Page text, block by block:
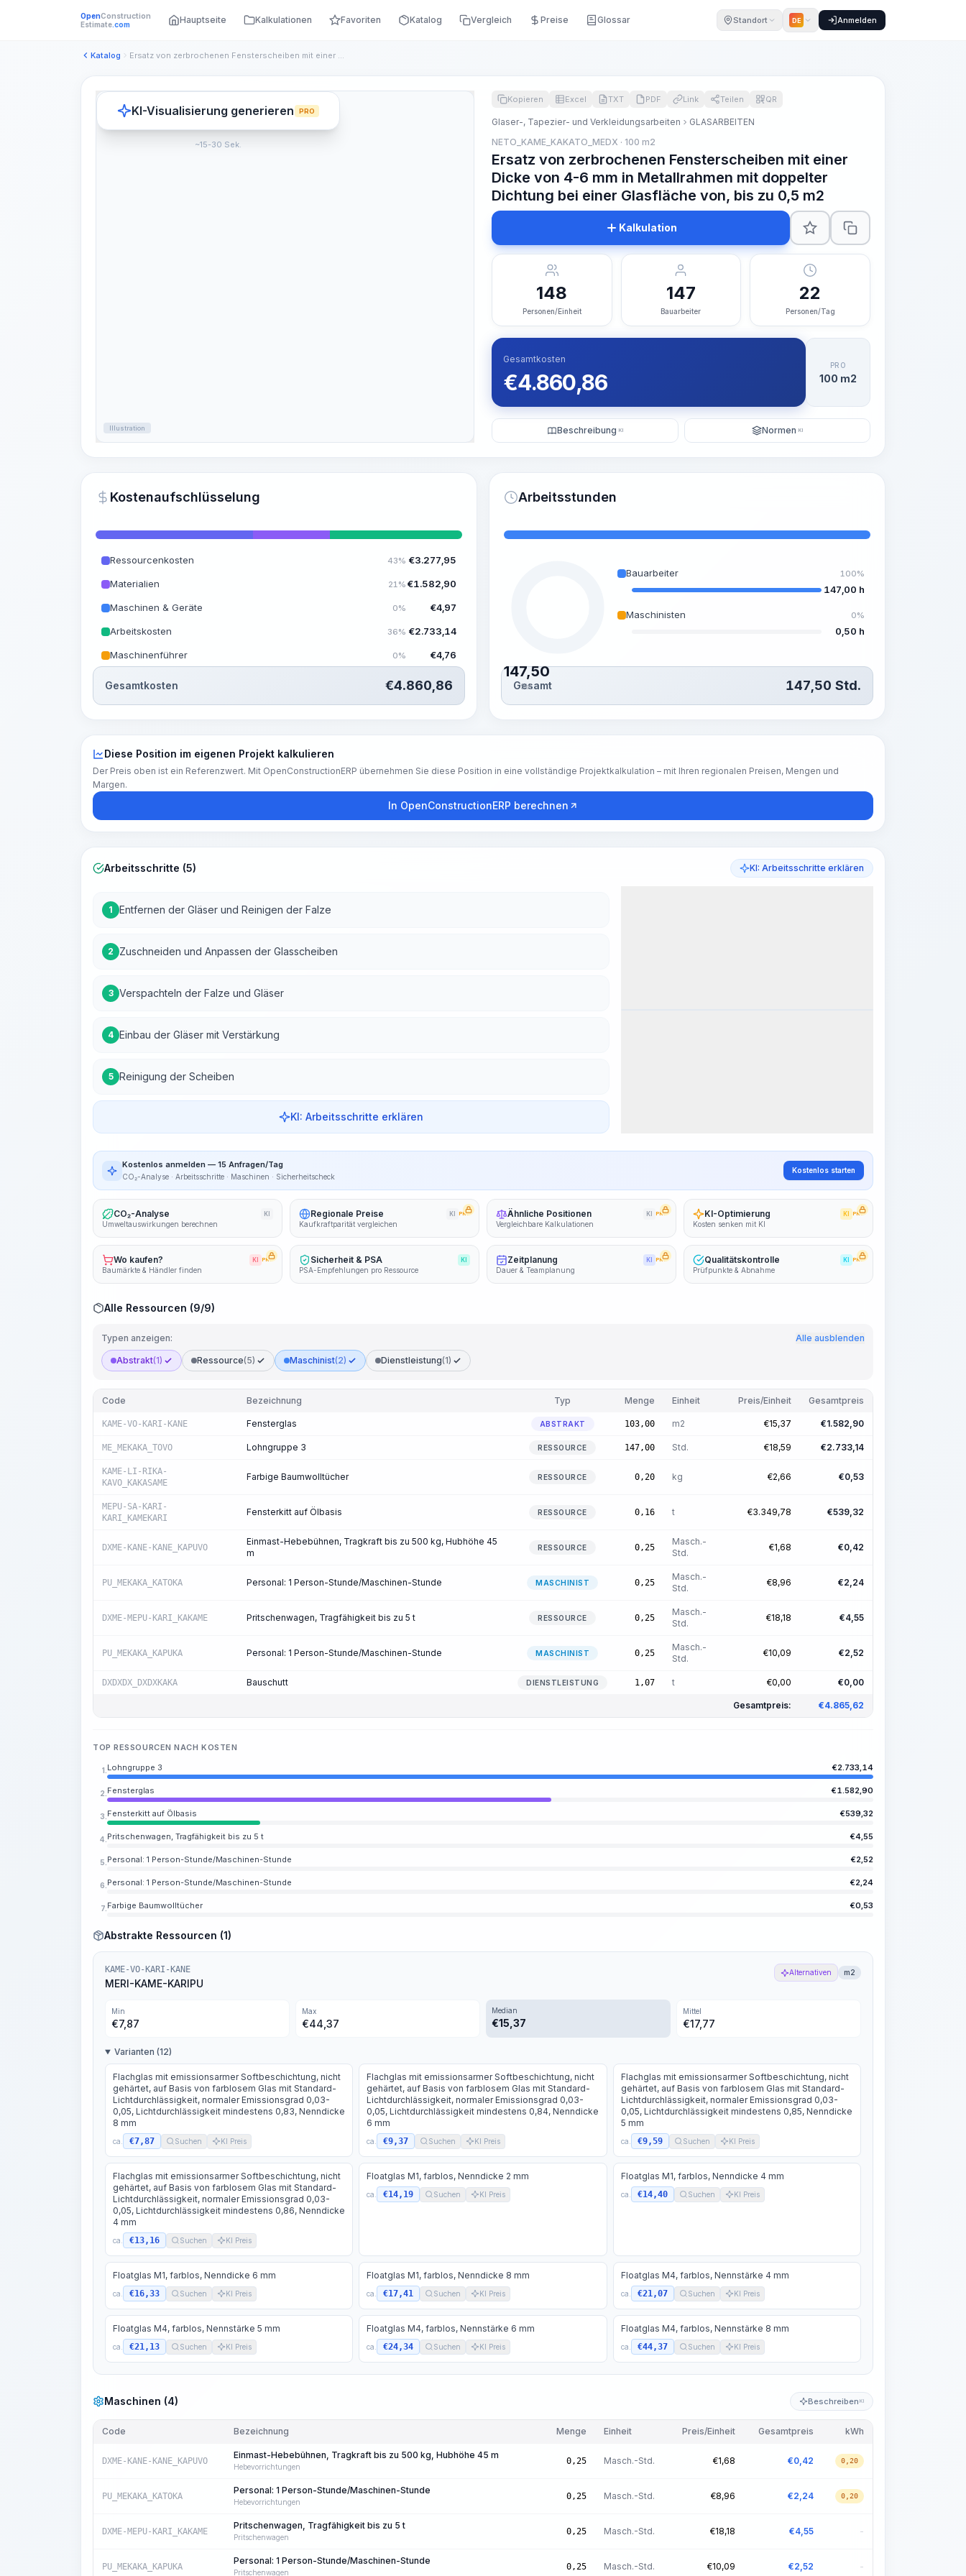
OpenConstruction
Estimate.com Hauptseite Kalkulationen Favoriten Katalog Vergleich Preise Glossar Standort DE Anmelden
Katalog Ersatz von zerbrochenen Fensterscheiben mit einer Dicke von ...
Illustration
KI-Visualisierung generieren PRO
~15-30 Sek.
Kopieren Excel TXT PDF Link Teilen QR
Glaser-, Tapezier- und Verkleidungsarbeiten
GLASARBEITEN
NETO_KAME_KAKATO_MEDX · 100 m2
Ersatz von zerbrochenen Fensterscheiben mit einer
Dicke von 4-6 mm in Metallrahmen mit doppelter
Dichtung bei einer Glasfläche von, bis zu 0,5 m2
Kalkulation
148
Personen/Einheit
147
Bauarbeiter
22
Personen/Tag
Gesamtkosten
€4.860,86
PRO
100 m2
Beschreibung KI Normen KI
Kostenaufschlüsselung
Ressourcenkosten 43% €3.277,95
Materialien 21% €1.582,90
Maschinen & Geräte 0% €4,97
Arbeitskosten 36% €2.733,14
Maschinenführer 0% €4,76
Gesamtkosten €4.860,86
Arbeitsstunden
147,50
Std.
Bauarbeiter 100%
147,00 h
Maschinisten 0%
0,50 h
Gesamt 147,50 Std.
Diese Position im eigenen Projekt kalkulieren
Der Preis oben ist ein Referenzwert. Mit OpenConstructionERP übernehmen Sie diese Position in eine vollständige Projektkalkulation – mit Ihren regionalen Preisen, Mengen und
Margen.
In OpenConstructionERP berechnen
Arbeitsschritte (5) KI: Arbeitsschritte erklären
1 Entfernen der Gläser und Reinigen der Falze
2 Zuschneiden und Anpassen der Glasscheiben
3 Verspachteln der Falze und Gläser
4 Einbau der Gläser mit Verstärkung
5 Reinigung der Scheiben
KI: Arbeitsschritte erklären
Kostenlos anmelden — 15 Anfragen/Tag
CO₂-Analyse · Arbeitsschritte · Maschinen · Sicherheitscheck
Kostenlos starten
CO₂-Analyse KI
Umweltauswirkungen berechnen
Regionale Preise KI PRO
Kaufkraftparität vergleichen
Ähnliche Positionen KI PRO
Vergleichbare Kalkulationen
KI-Optimierung KI PRO
Kosten senken mit KI
Wo kaufen? KI PRO
Baumärkte & Händler finden
Sicherheit & PSA KI
PSA-Empfehlungen pro Ressource
Zeitplanung KI PRO
Dauer & Teamplanung
Qualitätskontrolle KI PRO
Prüfpunkte & Abnahme
Alle Ressourcen (9/9)
Typen anzeigen: Alle ausblenden
Abstrakt(1) Ressource(5) Maschinist(2) Dienstleistung(1)
Code Bezeichnung Typ Menge Einheit Preis/Einheit Gesamtpreis
KAME-VO-KARI-KANE Fensterglas ABSTRAKT 103,00 m2 €15,37 €1.582,90
ME_MEKAKA_TOVO Lohngruppe 3 RESSOURCE 147,00 Std. €18,59 €2.733,14
KAME-LI-RIKA-
KAVO_KAKASAME
Farbige Baumwolltücher RESSOURCE 0,20 kg €2,66 €0,53
MEPU-SA-KARI-
KARI_KAMEKARI
Fensterkitt auf Ölbasis RESSOURCE 0,16 t €3.349,78 €539,32
DXME-KANE-KANE_KAPUVO
Einmast-Hebebühnen, Tragkraft bis zu 500 kg, Hubhöhe 45
m
RESSOURCE 0,25
Masch.-
Std.
€1,68 €0,42
PU_MEKAKA_KATOKA Personal: 1 Person-Stunde/Maschinen-Stunde MASCHINIST 0,25
Masch.-
Std.
€8,96 €2,24
DXME-MEPU-KARI_KAKAME Pritschenwagen, Tragfähigkeit bis zu 5 t RESSOURCE 0,25
Masch.-
Std.
€18,18 €4,55
PU_MEKAKA_KAPUKA Personal: 1 Person-Stunde/Maschinen-Stunde MASCHINIST 0,25
Masch.-
Std.
€10,09 €2,52
DXDXDX_DXDXKAKA Bauschutt DIENSTLEISTUNG 1,07 t €0,00 €0,00
Gesamtpreis: €4.865,62
TOP RESSOURCEN NACH KOSTEN
1. Lohngruppe 3 €2.733,14
2. Fensterglas €1.582,90
3. Fensterkitt auf Ölbasis €539,32
4. Pritschenwagen, Tragfähigkeit bis zu 5 t €4,55
5. Personal: 1 Person-Stunde/Maschinen-Stunde €2,52
6. Personal: 1 Person-Stunde/Maschinen-Stunde €2,24
7. Farbige Baumwolltücher €0,53
Abstrakte Ressourcen (1)
KAME-VO-KARI-KANE
MERI-KAME-KARIPU
Alternativen m2
Min
€7,87
Max
€44,37
Median
€15,37
Mittel
€17,77
Varianten (12)
Flachglas mit emissionsarmer Softbeschichtung, nicht
gehärtet, auf Basis von farblosem Glas mit Standard-
Lichtdurchlässigkeit, normaler Emissionsgrad 0,03-
0,05, Lichtdurchlässigkeit mindestens 0,83, Nenndicke
8 mm
ca. €7,87 Suchen KI Preis
Flachglas mit emissionsarmer Softbeschichtung, nicht
gehärtet, auf Basis von farblosem Glas mit Standard-
Lichtdurchlässigkeit, normaler Emissionsgrad 0,03-
0,05, Lichtdurchlässigkeit mindestens 0,84, Nenndicke
6 mm
ca. €9,37 Suchen KI Preis
Flachglas mit emissionsarmer Softbeschichtung, nicht
gehärtet, auf Basis von farblosem Glas mit Standard-
Lichtdurchlässigkeit, normaler Emissionsgrad 0,03-
0,05, Lichtdurchlässigkeit mindestens 0,85, Nenndicke
5 mm
ca. €9,59 Suchen KI Preis
Flachglas mit emissionsarmer Softbeschichtung, nicht
gehärtet, auf Basis von farblosem Glas mit Standard-
Lichtdurchlässigkeit, normaler Emissionsgrad 0,03-
0,05, Lichtdurchlässigkeit mindestens 0,86, Nenndicke
4 mm
ca. €13,16 Suchen KI Preis
Floatglas M1, farblos, Nenndicke 2 mm
ca. €14,19 Suchen KI Preis
Floatglas M1, farblos, Nenndicke 4 mm
ca. €14,40 Suchen KI Preis
Floatglas M1, farblos, Nenndicke 6 mm
ca. €16,33 Suchen KI Preis
Floatglas M1, farblos, Nenndicke 8 mm
ca. €17,41 Suchen KI Preis
Floatglas M4, farblos, Nennstärke 4 mm
ca. €21,07 Suchen KI Preis
Floatglas M4, farblos, Nennstärke 5 mm
ca. €21,13 Suchen KI Preis
Floatglas M4, farblos, Nennstärke 6 mm
ca. €24,34 Suchen KI Preis
Floatglas M4, farblos, Nennstärke 8 mm
ca. €44,37 Suchen KI Preis
Maschinen (4) Beschreiben KI
Code Bezeichnung Menge Einheit Preis/Einheit Gesamtpreis kWh
DXME-KANE-KANE_KAPUVO
Einmast-Hebebühnen, Tragkraft bis zu 500 kg, Hubhöhe 45 m
Hebevorrichtungen
0,25 Masch.-Std. €1,68 €0,42 0,20
PU_MEKAKA_KATOKA
Personal: 1 Person-Stunde/Maschinen-Stunde
Hebevorrichtungen
0,25 Masch.-Std. €8,96 €2,24 0,20
DXME-MEPU-KARI_KAKAME
Pritschenwagen, Tragfähigkeit bis zu 5 t
Pritschenwagen
0,25 Masch.-Std. €18,18 €4,55 -
PU_MEKAKA_KAPUKA
Personal: 1 Person-Stunde/Maschinen-Stunde
Pritschenwagen
0,25 Masch.-Std. €10,09 €2,52 -